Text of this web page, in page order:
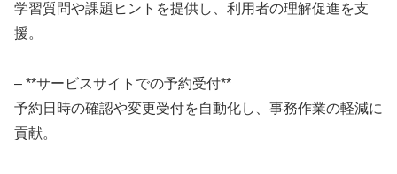
学習質問や課題ヒントを提供し、利用者の理解促進を支
援。
– **サービスサイトでの予約受付**
予約日時の確認や変更受付を自動化し、事務作業の軽減に
貢献。